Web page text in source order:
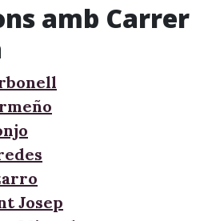
amb Carrer
Josep